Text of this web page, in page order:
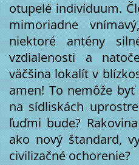
otupelé indivíduum.
mimoriadne
niektoré antény
vzdialenosti a
väčšina lokalít v
amen! To nemôže
na sídliskách
ľuďmi bude?
ako nový štandard,
civilizačné ochorenie?